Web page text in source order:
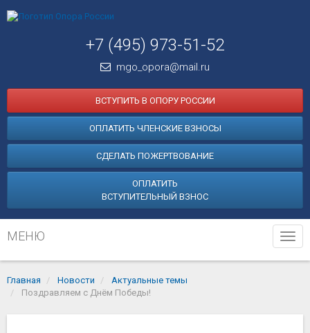
+7 (495) 973-51-52
mgo_opora@mail.ru
ВСТУПИТЬ В ОПОРУ РОССИИ
ОПЛАТИТЬ ЧЛЕНСКИЕ ВЗНОСЫ
СДЕЛАТЬ ПОЖЕРТВОВАНИЕ
ОПЛАТИТЬ
ВСТУПИТЕЛЬНЫЙ ВЗНОС
МЕНЮ
Главная Новости
Актуальные темы
Поздравляем с Днём Победы!